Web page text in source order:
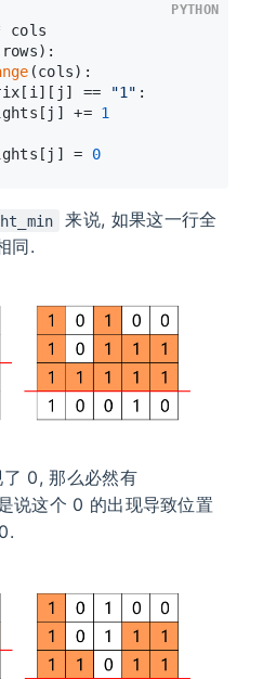
cols
(cols):
== "1" :
+=
1
=
0
PYTHON
来说, 如果这一行全
同.
了 0, 那么必然有
说这个 0 的出现导致位置